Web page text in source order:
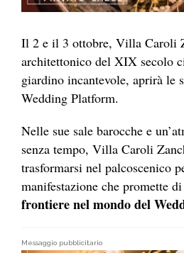
Il 2 e il 3 ottobre, Villa Caroli
architettonico del XIX secolo
giardino incantevole, aprirà le
Wedding Platform.
Nelle sue sale barocche e
senza tempo, Villa Caroli
trasformarsi nel palcoscenico
manifestazione che promette
frontiere nel mondo del
Messaggio pubblicitario